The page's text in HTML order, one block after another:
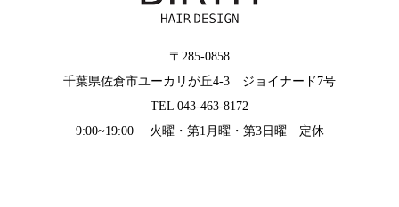
〒285-0858
千葉県佐倉市ユーカリが丘4‐3 ジョイナード7号
TEL 043-463-8172
9:00~19:00 火曜・第1月曜・第3日曜 定休